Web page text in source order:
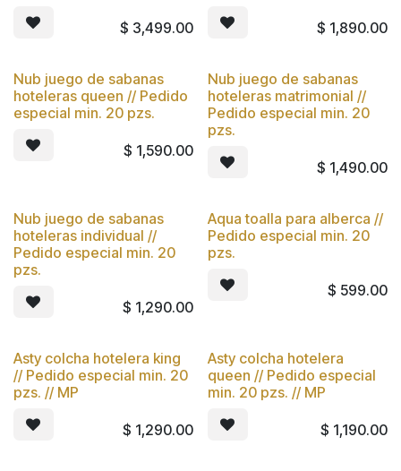
$ 3,499.00 $ 1,890.00
Nub juego de sabanas
hoteleras queen // Pedido
especial min. 20 pzs.
$ 1,590.00
Nub juego de sabanas
hoteleras matrimonial //
Pedido especial min. 20
pzs.
$ 1,490.00
Nub juego de sabanas
hoteleras individual //
Pedido especial min. 20
pzs.
$ 1,290.00
Aqua toalla para alberca //
Pedido especial min. 20
pzs.
$ 599.00
Asty colcha hotelera king
// Pedido especial min. 20
pzs. // MP
$ 1,290.00
Asty colcha hotelera
queen // Pedido especial
min. 20 pzs. // MP
$ 1,190.00